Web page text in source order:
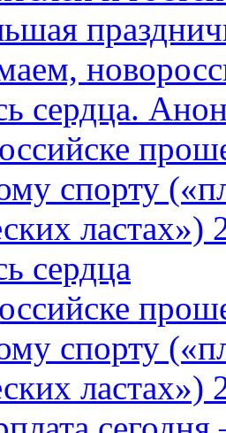
сердца.
спорту
сердца
спорту
ластах»)